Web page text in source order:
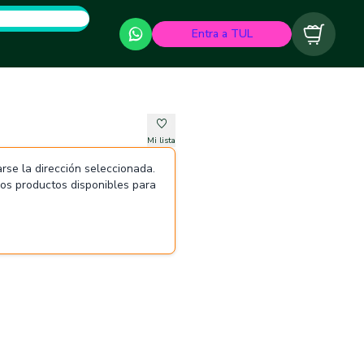
Entra a TUL Carrito
Mi lista
la dirección seleccionada.
productos disponibles para